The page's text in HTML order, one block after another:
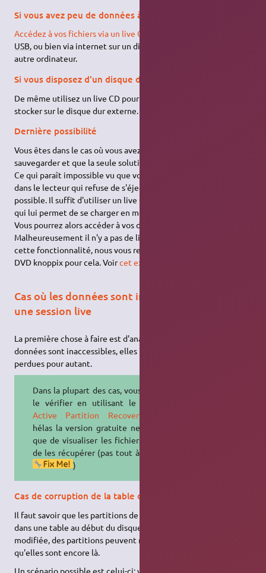
Si vous avez peu de données à sauvegarder
Accédez à vos fichiers via un live CD
USB, ou bien via internet sur un disque dur en ligne ou sur un
autre ordinateur.
Si vous disposez d'un disque dur externe
De même utilisez un live CD pour accéder à vos données et les
stocker sur le disque dur externe.
Dernière possibilité
Vous êtes dans le cas où vous avez un gros volume de donnés à
sauvegarder et que la seule solution serait de les graver sur CD.
Ce qui paraît impossible vu que vous avez le live CD d'Ubuntu
dans le lecteur qui refuse de s'éjecter. En fait c'est encore
possible. Il suffit d'utiliser un live CD possédant l'option
qui lui permet de se charger en mémoire vive et de s'éjecter.
Vous pourrez alors accéder à vos donnés en live et les graver.
Malheureusement il n'y a pas de live CD d'Ubuntu doté de
cette fonctionnalité, nous vous recommandons d'utiliser un
DVD knoppix pour cela. Voircet excellent tutoriel
Cas où les données sont inaccessibles depuis
une session live
La première chose à faire est d'analyser le problème, si vos
données sont inaccessibles, elles ne sont pas forcément
perdues pour autant.
Dans la plupart des cas, vous pouvez
le vérifier en utilisant le live CD
Active Partition Recovery
hélas la version gratuite ne permet
que de visualiser les fichiers et non
de les récupérer (pas tout à fait vrai
)
Cas de corruption de la table des partitions
Il faut savoir que les partitions de votre disque dur sont écrites
dans une table au début du disque dur. Si jamais celle-ci est
modifiée, des partitions peuvent ne plus apparaitre, alors
qu'elles sont encore là.
Un scénario possible est celui-ci: vous avez un disque dur à 6